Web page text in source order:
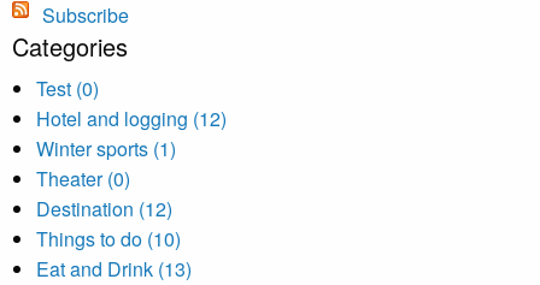
Subscribe
Categories
Test (0)
Hotel and logging (12)
Winter sports (1)
Theater (0)
Destination (12)
Things to do (10)
Eat and Drink (13)